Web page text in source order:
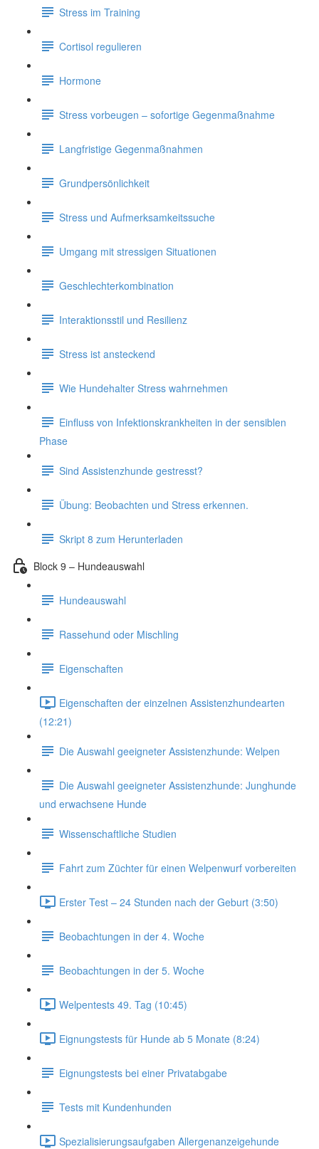
Stress im Training
Cortisol regulieren
Hormone
Stress vorbeugen – sofortige Gegenmaßnahme
Langfristige Gegenmaßnahmen
Grundpersönlichkeit
Stress und Aufmerksamkeitssuche
Umgang mit stressigen Situationen
Geschlechterkombination
Interaktionsstil und Resilienz
Stress ist ansteckend
Wie Hundehalter Stress wahrnehmen
Einfluss von Infektionskrankheiten in der sensiblen
Phase
Sind Assistenzhunde gestresst?
Übung: Beobachten und Stress erkennen.
Skript 8 zum Herunterladen
Block 9 – Hundeauswahl
Hundeauswahl
Rassehund oder Mischling
Eigenschaften
Eigenschaften der einzelnen Assistenzhundearten
(12:21)
Die Auswahl geeigneter Assistenzhunde: Welpen
Die Auswahl geeigneter Assistenzhunde: Junghunde
und erwachsene Hunde
Wissenschaftliche Studien
Fahrt zum Züchter für einen Welpenwurf vorbereiten
Erster Test – 24 Stunden nach der Geburt (3:50)
Beobachtungen in der 4. Woche
Beobachtungen in der 5. Woche
Welpentests 49. Tag (10:45)
Eignungstests für Hunde ab 5 Monate (8:24)
Eignungstests bei einer Privatabgabe
Tests mit Kundenhunden
Spezialisierungsaufgaben Allergenanzeigehunde